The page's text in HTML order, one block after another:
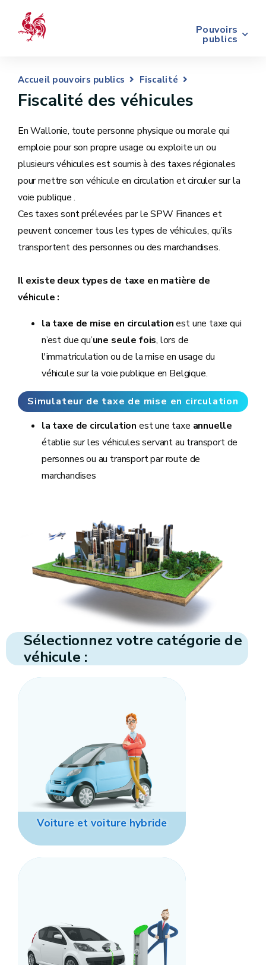
Pouvoirs
publics
Accueil pouvoirs publics Fiscalité
Fiscalité des véhicules
En Wallonie, toute personne physique ou morale qui
emploie pour son propre usage ou exploite un ou
plusieurs véhicules est soumis à des taxes régionales
pour mettre son véhicule en circulation et circuler sur la
voie publique .
Ces taxes sont prélevées par le SPW Finances et
peuvent concerner tous les types de véhicules, qu’ils
transportent des personnes ou des marchandises.
Il existe deux types de taxe en matière de
véhicule :
la taxe de mise en circulationest une taxe qui
n’est due qu’une seule fois, lors de
l'immatriculation ou de la mise en usage du
véhicule sur la voie publique en Belgique.
Simulateur de taxe de mise en circulation
d'une voiture
la taxe de circulation est une taxe annuelle
établie sur les véhicules servant au transport de
personnes ou au transport par route de
marchandises
Sélectionnez votre catégorie de
véhicule :
Voiture et voiture hybride